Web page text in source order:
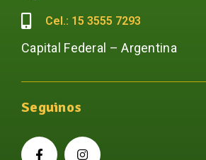
Cel.: 15 3555 7293
Capital Federal – Argentina
Seguinos